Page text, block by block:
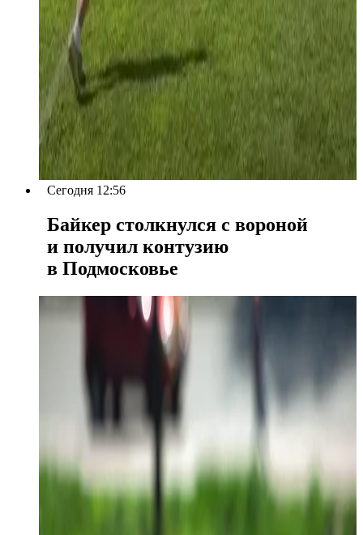
Сегодня 12:56
Байкер столкнулся с вороной
и получил контузию
в Подмосковье